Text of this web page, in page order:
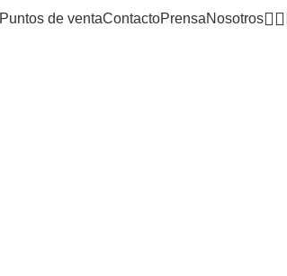
Puntos de ventaContactoPrensaNosotros